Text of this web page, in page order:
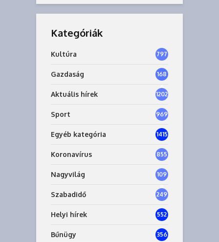
Kategóriák
Kultúra 797
Gazdaság
168
6
Aktuális hírek 1202
Sport 969
Egyéb kategória 1415
Koronavírus 855
Nagyvilág
109
8
Szabadidő 249
Helyi hírek 552
Bűnügy 356